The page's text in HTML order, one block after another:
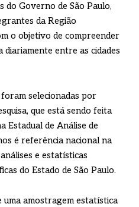
Governo de São Paulo,
da Região
o objetivo de compreender
diariamente entre as cidades
selecionadas por
que está sendo feita
Estadual de Análise de
é referência nacional na
e estatísticas
do Estado de São Paulo.
uma amostragem estatística